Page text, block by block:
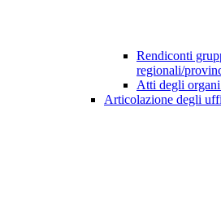
Rendiconti
regionali/
Atti degli
Articolazione degli